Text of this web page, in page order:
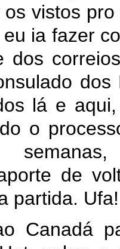
os vistos
ia fazer
dos
lá e
o
de
partida.
Canadá